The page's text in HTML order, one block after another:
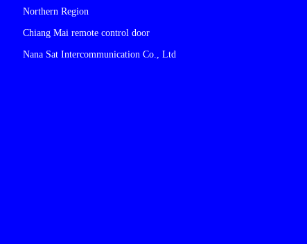
Northern Region
Chiang Mai remote control door
Nana Sat Intercommunication Co., Ltd